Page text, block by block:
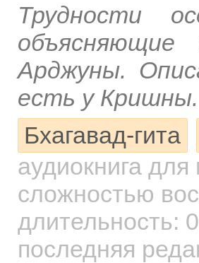
Трудности
объясняющие
Арджуны.
есть у Кришны.
Бхагавад-гита
аудиокнига
сложностью
длительность:
последняя